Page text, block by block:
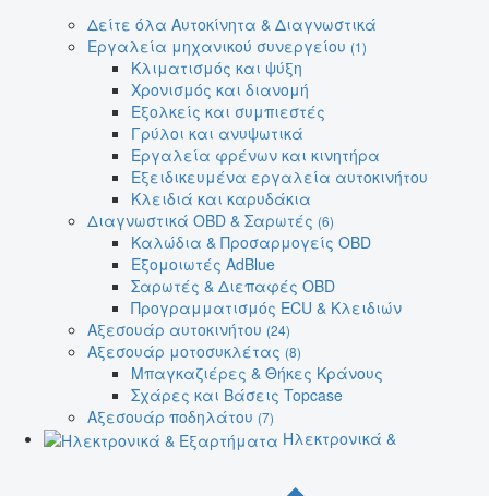
Δείτε όλα Αυτοκίνητα & Διαγνωστικά
Εργαλεία μηχανικού συνεργείου (1)
Κλιματισμός και ψύξη
Χρονισμός και διανομή
Εξολκείς και συμπιεστές
Γρύλοι και ανυψωτικά
Εργαλεία φρένων και κινητήρα
Εξειδικευμένα εργαλεία αυτοκινήτου
Κλειδιά και καρυδάκια
Διαγνωστικά OBD & Σαρωτές (6)
Καλώδια & Προσαρμογείς OBD
Εξομοιωτές AdBlue
Σαρωτές & Διεπαφές OBD
Προγραμματισμός ECU & Κλειδιών
Αξεσουάρ αυτοκινήτου (24)
Αξεσουάρ μοτοσυκλέτας (8)
Μπαγκαζιέρες & Θήκες Κράνους
Σχάρες και Βάσεις Topcase
Αξεσουάρ ποδηλάτου (7)
Ηλεκτρονικά &